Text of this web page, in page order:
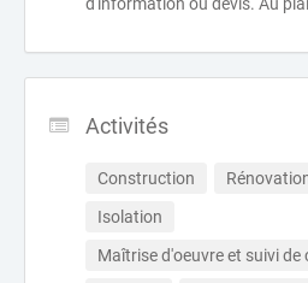
Activités
Construction
Isolation
Maîtrise d'oeuvre et suivi de